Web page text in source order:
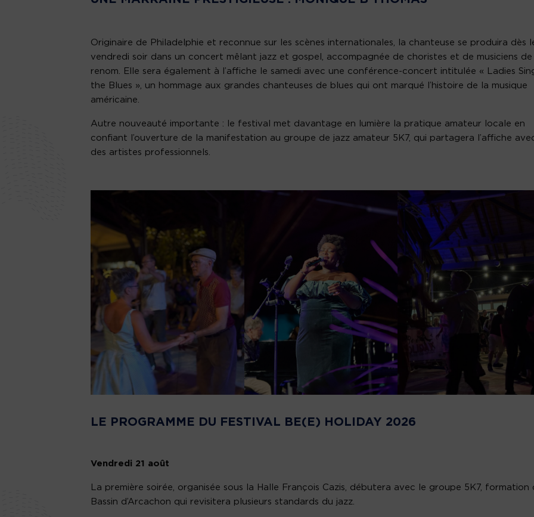
Originaire de Philadelphie et reconnue sur les scènes internationales, la chanteuse se produira dès
vendredi soir dans un concert mêlant jazz et gospel, accompagnée de choristes et de musiciens de
renom. Elle sera également à l’affiche le samedi avec une conférence-concert intitulée « Ladies
the Blues », un hommage aux grandes chanteuses de blues qui ont marqué l’histoire de la musique
américaine.
Autre nouveauté importante : le festival met davantage en lumière la pratique amateur locale en
confiant l’ouverture de la manifestation au groupe de jazz amateur 5K7, qui partagera l’affiche
des artistes professionnels.
LE PROGRAMME DU FESTIVAL BE(E) HOLIDAY 2026
Vendredi 21 août
La première soirée, organisée sous la Halle François Cazis, débutera avec le groupe 5K7, formation
Bassin d’Arcachon qui revisitera plusieurs standards du jazz.